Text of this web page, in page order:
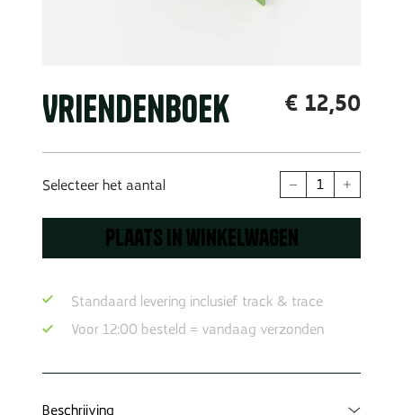
Vriendenboek € 12,50
Selecteer het aantal
Vriendenboek
hoeveelheid
Plaats in winkelwagen
Standaard levering inclusief track & trace
Voor 12:00 besteld = vandaag verzonden
Beschrijving